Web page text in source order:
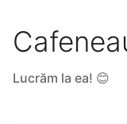
Lucrăm la ea! 😊